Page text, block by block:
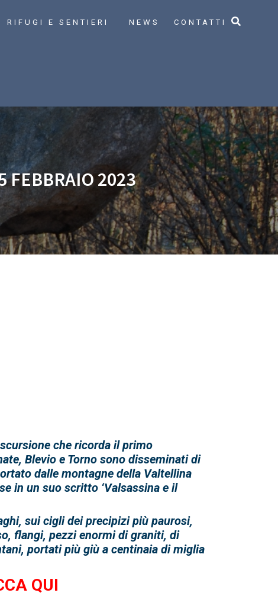
RIFUGI E SENTIERI NEWS CONTATTI
FEBBRAIO 2023
che ricorda il primo
Blevio e Torno sono disseminati di
dalle montagne della Valtellina
in un suo scritto ‘Valsassina e il
sui cigli dei precipizi più paurosi,
flangi, pezzi enormi di graniti, di
portati più giù a centinaia di miglia
QUI